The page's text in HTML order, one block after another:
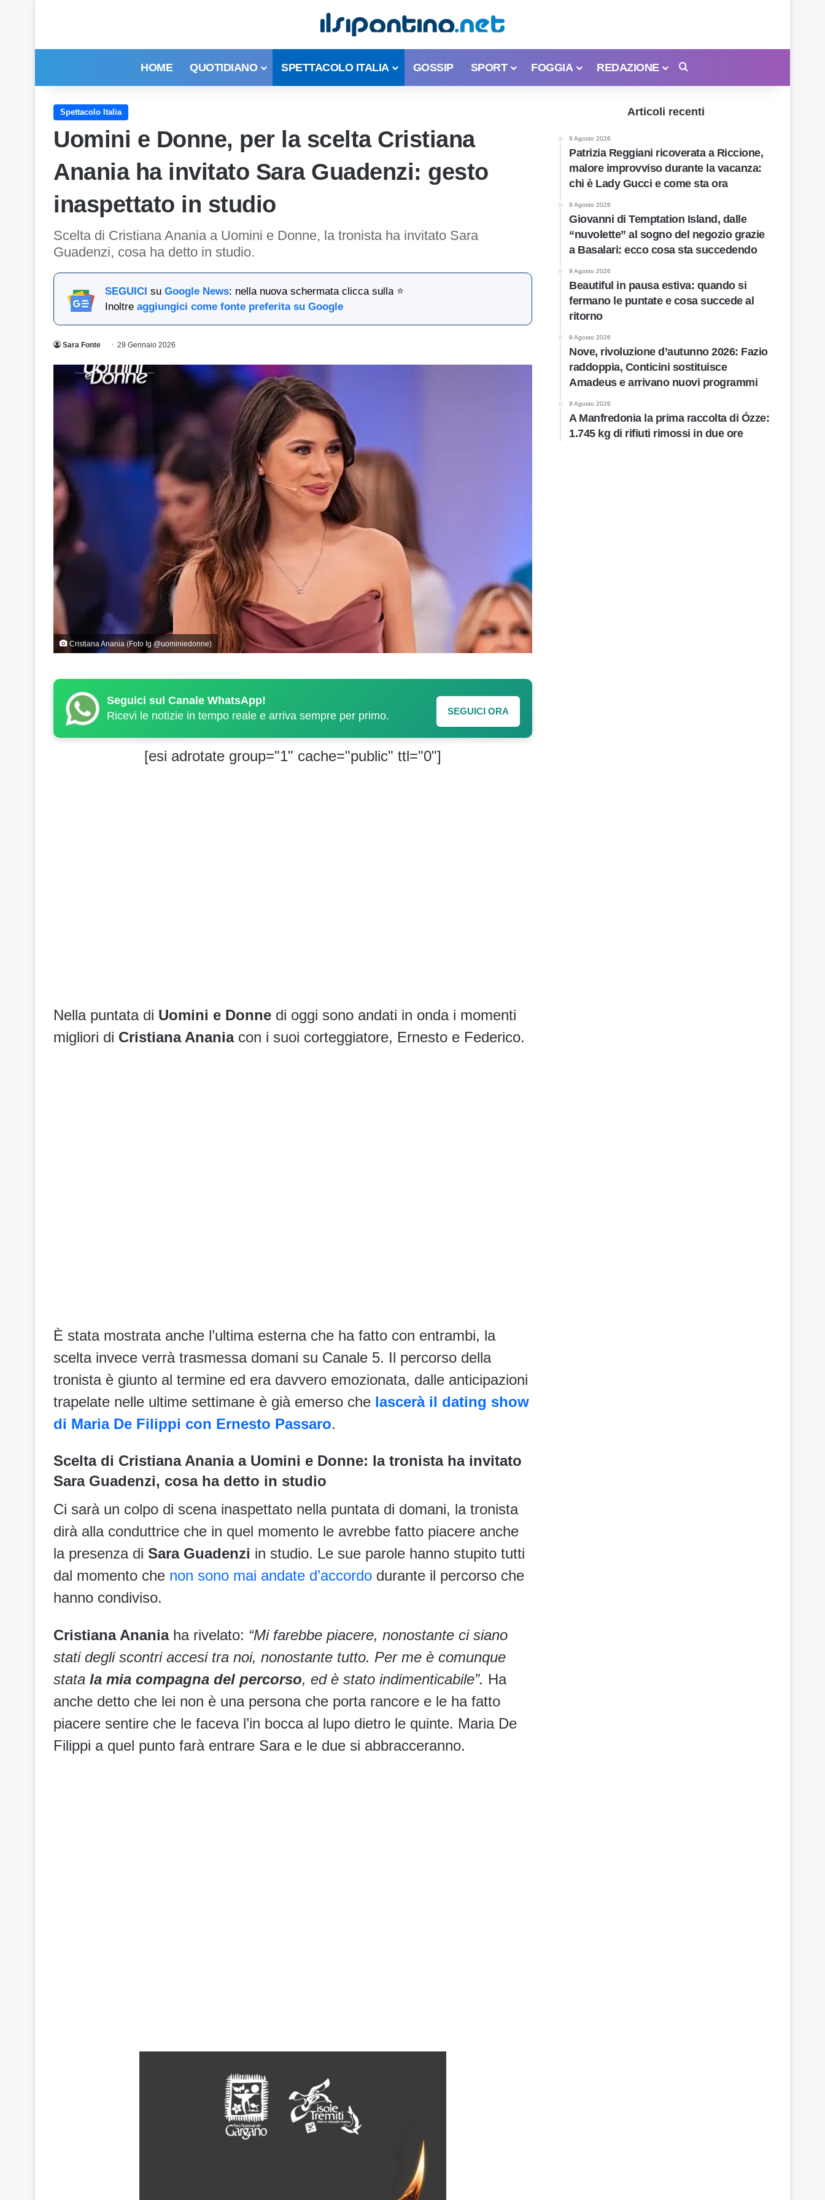
HOME QUOTIDIANO SPETTACOLO ITALIA GOSSIP SPORT FOGGIA REDAZIONE
Spettacolo Italia
Uomini e Donne, per la scelta Cristiana
Anania ha invitato Sara Guadenzi: gesto
inaspettato in studio
Scelta di Cristiana Anania a Uomini e Donne, la tronista ha invitato Sara
Guadenzi, cosa ha detto in studio.
SEGUICI su Google News: nella nuova schermata clicca sulla ⭐
Inoltre aggiungici come fonte preferita su Google
Sara Fonte 29 Gennaio 2026
Cristiana Anania (Foto Ig @uominiedonne)
Seguici sul Canale WhatsApp!
Ricevi le notizie in tempo reale e arriva sempre per primo.
SEGUICI ORA
[esi adrotate group="1" cache="public" ttl="0"]
Nella puntata di Uomini e Donne di oggi sono andati in onda i momenti
migliori di Cristiana Anania con i suoi corteggiatore, Ernesto e Federico.
È stata mostrata anche l’ultima esterna che ha fatto con entrambi, la
scelta invece verrà trasmessa domani su Canale 5. Il percorso della
tronista è giunto al termine ed era davvero emozionata, dalle anticipazioni
trapelate nelle ultime settimane è già emerso che lascerà il dating show
di Maria De Filippi con Ernesto Passaro.
Scelta di Cristiana Anania a Uomini e Donne: la tronista ha invitato
Sara Guadenzi, cosa ha detto in studio
Ci sarà un colpo di scena inaspettato nella puntata di domani, la tronista
dirà alla conduttrice che in quel momento le avrebbe fatto piacere anche
la presenza di Sara Guadenzi in studio. Le sue parole hanno stupito tutti
dal momento che non sono mai andate d’accordo durante il percorso che
hanno condiviso.
Cristiana Anania ha rivelato: “Mi farebbe piacere, nonostante ci siano
stati degli scontri accesi tra noi, nonostante tutto. Per me è comunque
stata la mia compagna del percorso, ed è stato indimenticabile”. Ha
anche detto che lei non è una persona che porta rancore e le ha fatto
piacere sentire che le faceva l’in bocca al lupo dietro le quinte. Maria De
Filippi a quel punto farà entrare Sara e le due si abbracceranno.
Articoli recenti
9 Agosto 2026
Patrizia Reggiani ricoverata a Riccione,
malore improvviso durante la vacanza:
chi è Lady Gucci e come sta ora
9 Agosto 2026
Giovanni di Temptation Island, dalle
“nuvolette” al sogno del negozio grazie
a Basalari: ecco cosa sta succedendo
9 Agosto 2026
Beautiful in pausa estiva: quando si
fermano le puntate e cosa succede al
ritorno
9 Agosto 2026
Nove, rivoluzione d’autunno 2026: Fazio
raddoppia, Conticini sostituisce
Amadeus e arrivano nuovi programmi
9 Agosto 2026
A Manfredonia la prima raccolta di Ózze:
1.745 kg di rifiuti rimossi in due ore